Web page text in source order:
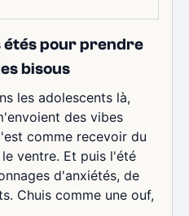
étés pour prendre
bisous
les adolescents là,
des vibes
comme recevoir du
ventre. Et puis l'été
d'anxiétés, de
Chuis comme une ouf,